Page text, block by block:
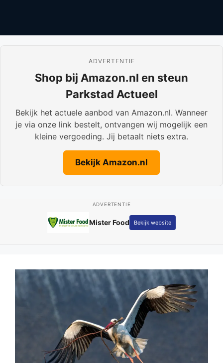
ADVERTENTIE
Shop bij Amazon.nl en steun
Parkstad Actueel
Bekijk het actuele aanbod van Amazon.nl. Wanneer
je via onze link bestelt, ontvangen wij mogelijk een
kleine vergoeding. Jij betaalt niets extra.
Bekijk Amazon.nl
ADVERTENTIE
Mister Food Bekijk website